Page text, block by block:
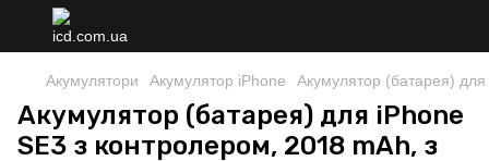
Акумулятори Акумулятор iPhone Акумулятор (батарея)
Акумулятор (батарея) для iPhone
SE3 з контролером, 2018 mAh, з